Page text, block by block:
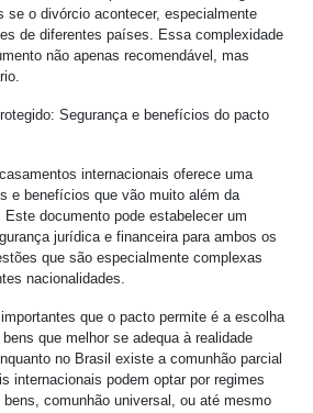
se o divórcio acontecer, especialmente
de diferentes países. Essa complexidade
não apenas recomendável, mas
Segurança e benefícios do pacto
internacionais oferece uma
e benefícios que vão muito além da
documento pode estabelecer um
jurídica e financeira para ambos os
que são especialmente complexas
nacionalidades.
que o pacto permite é a escolha
que melhor se adequa à realidade
no Brasil existe a comunhão parcial
internacionais podem optar por regimes
comunhão universal, ou até mesmo